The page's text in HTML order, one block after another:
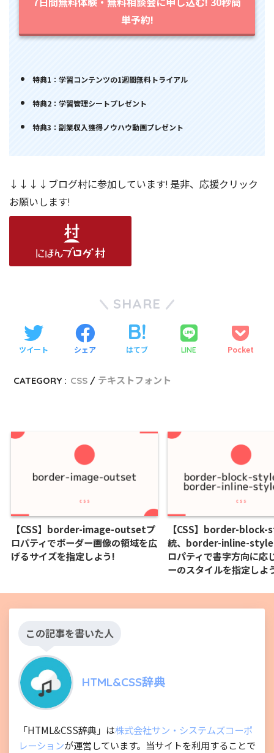
単予約!
特典1：学習コンテンツの1週間無料トライアル
特典2：学習管理シートプレゼント
特典3：副業収入獲得ノウハウ動画プレゼント
↓↓↓↓ブログ村に参加しています! 是非、応援クリック
お願いします!
SHARE
ツイート シェア はてブ LINE Pocket
CATEGORY : CSS テキストフォント
【CSS】border-image-outsetプ
ロパティでボーダー画像の領域を広
げるサイズを指定しよう!
【CSS】border-block-
統、border-inline-style
ロパティで書字方向に応
ーのスタイルを指定しよ
この記事を書いた人
HTML&CSS辞典
「HTML&CSS辞典」は株式会社サン・システムズコーポ
レーションが運営しています。当サイトを利用することで